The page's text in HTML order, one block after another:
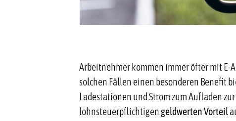
Arbeitnehmer kommen immer öfter mit E-
solchen Fällen einen besonderen Benefit
Ladestationen und Strom zum Aufladen
lohnsteuerpflichtigengeldwerten Vorteil